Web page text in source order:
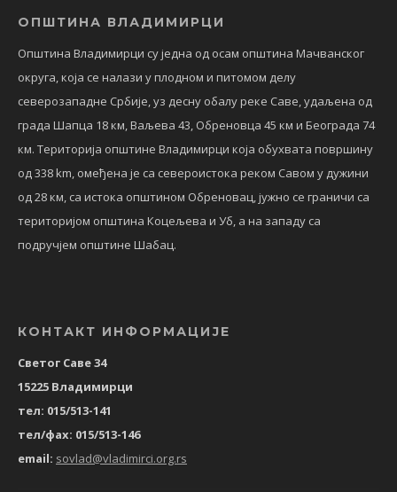
ОПШТИНА ВЛАДИМИРЦИ
Општина Владимирци су једна од осам општина Мачванског
округа, која се налази у плодном и питомом делу
северозападне Србије, уз десну обалу реке Саве, удаљена од
града Шапца 18 км, Ваљева 43, Обреновца 45 км и Београда 74
км. Територија општине Владимирци која обухвата површину
од 338 km, омеђена је са североистока реком Савом у дужини
од 28 км, са истока општином Обреновац, јужно се граничи са
територијом општина Коцељева и Уб, а на западу са
подручјем општине Шабац.
КОНТАКТ ИНФОРМАЦИЈЕ
Светог Саве 34
15225 Владимирци
тел: 015/513-141
тел/фах: 015/513-146
email: sovlad@vladimirci.org.rs